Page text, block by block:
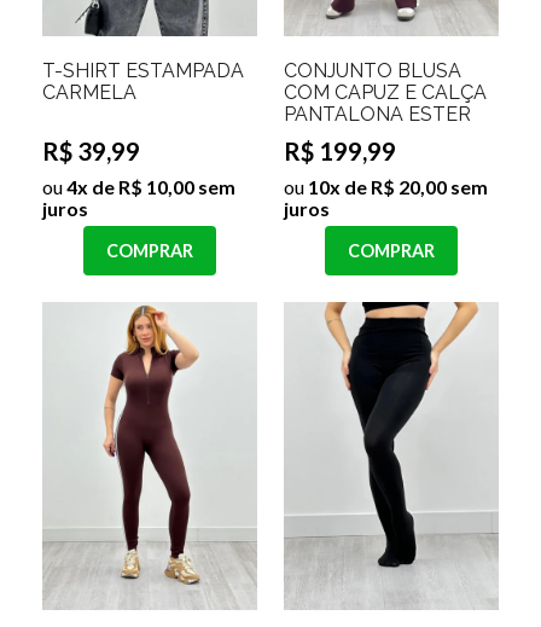
T-SHIRT ESTAMPADA
CARMELA
R$ 39,99
ou4x de R$ 10,00 sem
juros
COMPRAR
CONJUNTO BLUSA
COM CAPUZ E CALÇA
PANTALONA ESTER
R$ 199,99
ou 10x de R$ 20,00 sem
juros
COMPRAR